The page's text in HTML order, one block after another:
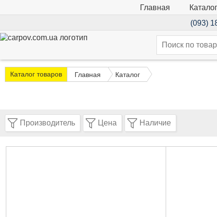
Главная
Каталог
(093)
Каталог товаров Главная Каталог
Производитель Цена Наличие